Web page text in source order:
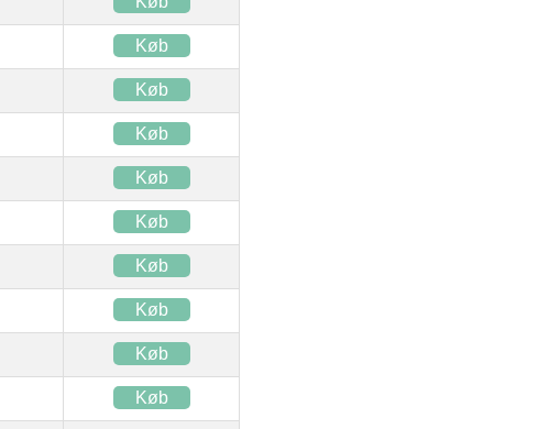
Køb
Køb
Køb
Køb
Køb
Køb
Køb
Køb
Køb